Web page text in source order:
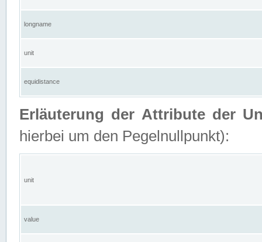
longname
unit
equidistance
Erläuterung der Attribute der
hierbei um den Pegelnullpunkt):
unit
value